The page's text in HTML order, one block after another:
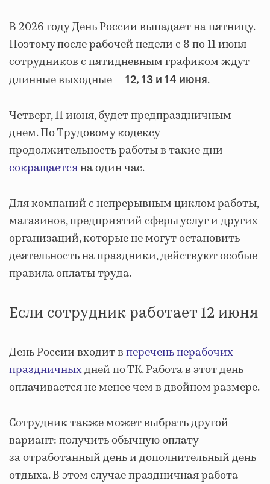
В 2026 году День России выпадает на пятницу.
Поэтому после рабочей недели с 8 по 11 июня
сотрудников с пятидневным графиком ждут
длинные выходные — 12, 13 и 14 июня.
Четверг, 11 июня, будет предпраздничным
днем. По Трудовому кодексу
продолжительность работы в такие дни
сокращаетсяна один час.
Для компаний с непрерывным циклом работы,
магазинов, предприятий сферы услуг и других
организаций, которые не могут остановить
деятельность на праздники, действуют особые
правила оплаты труда.
Если сотрудник работает 12 июня
День России входит вперечень нерабочих
праздничныхдней по ТК. Работа в этот день
оплачивается не менее чем в двойном размере.
Сотрудник также может выбрать другой
вариант: получить обычную оплату
за отработанный деньидополнительный день
отдыха. В этом случае праздничная работа